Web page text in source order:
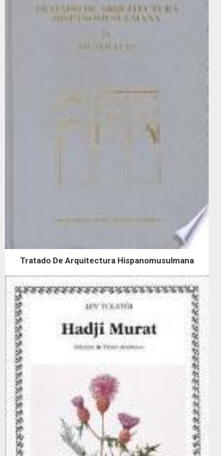
Tratado De Arquitectura Hispanomusulmana